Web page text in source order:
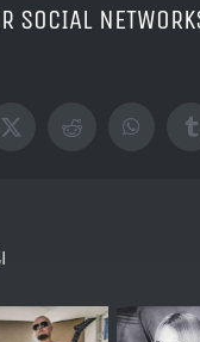
SOCIAL
X Reddit